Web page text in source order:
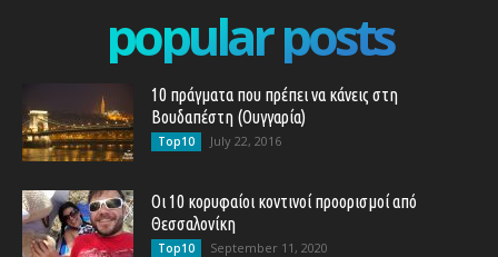
popular posts
10 πράγματα που πρέπει να κάνεις στη
Βουδαπέστη (Ουγγαρία)
Top10 July 22, 2016
Οι 10 κορυφαίοι κοντινοί προορισμοί από
Θεσσαλονίκη
Top10 September 11, 2020